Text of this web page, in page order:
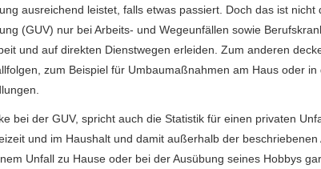
ausreichend leistet, falls etwas passiert. Doch das ist
(GUV) nur bei Arbeits- und Wegeunfällen sowie
und auf direkten Dienstwegen erleiden. Zum anderen
zum Beispiel für Umbaumaßnahmen am Haus oder
bei der GUV, spricht auch die Statistik für einen privaten
und im Haushalt und damit außerhalb der
Unfall zu Hause oder bei der Ausübung seines Hobbys